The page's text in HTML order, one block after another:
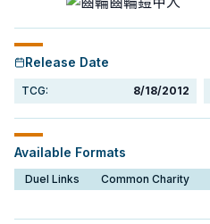
Release Date
TCG: 8/18/2012
Available Formats
Duel Links Common Charity